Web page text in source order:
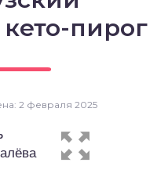
пирог
2 февраля 2025